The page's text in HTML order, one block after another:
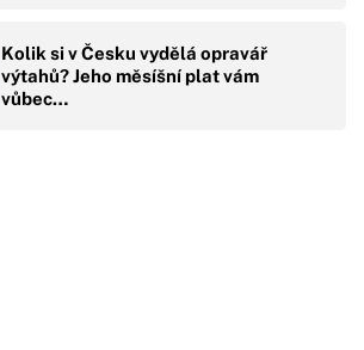
Kolik si v Česku vydělá opravář
výtahů? Jeho měsíšní plat vám
vůbec…